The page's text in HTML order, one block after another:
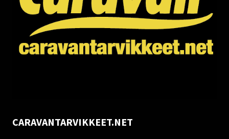
CARAVANTARVIKKEET.NET